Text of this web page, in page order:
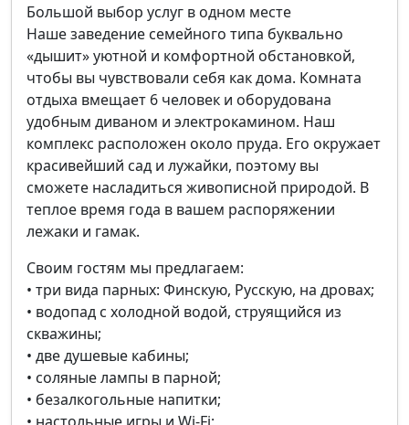
Большой выбор услуг в одном месте
Наше заведение семейного типа буквально
«дышит» уютной и комфортной обстановкой,
чтобы вы чувствовали себя как дома. Комната
отдыха вмещает 6 человек и оборудована
удобным диваном и электрокамином. Наш
комплекс расположен около пруда. Его окружает
красивейший сад и лужайки, поэтому вы
сможете насладиться живописной природой. В
теплое время года в вашем распоряжении
лежаки и гамак.
Своим гостям мы предлагаем:
• три вида парных: Финскую, Русскую, на дровах;
• водопад с холодной водой, струящийся из
скважины;
• две душевые кабины;
• соляные лампы в парной;
• безалкогольные напитки;